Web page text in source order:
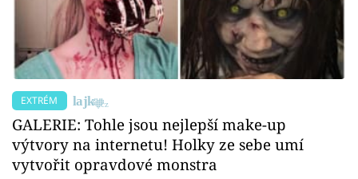
EXTRÉM
GALERIE: Tohle jsou nejlepší make-up
výtvory na internetu! Holky ze sebe umí
vytvořit opravdové monstra